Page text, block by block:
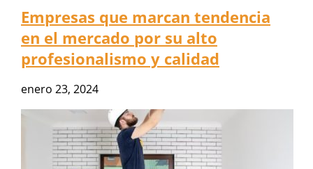
Empresas que marcan tendencia
en el mercado por su alto
profesionalismo y calidad
enero 23, 2024